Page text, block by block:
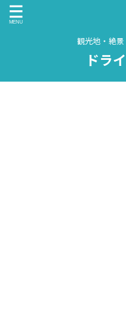
観光地・絶
ドラ